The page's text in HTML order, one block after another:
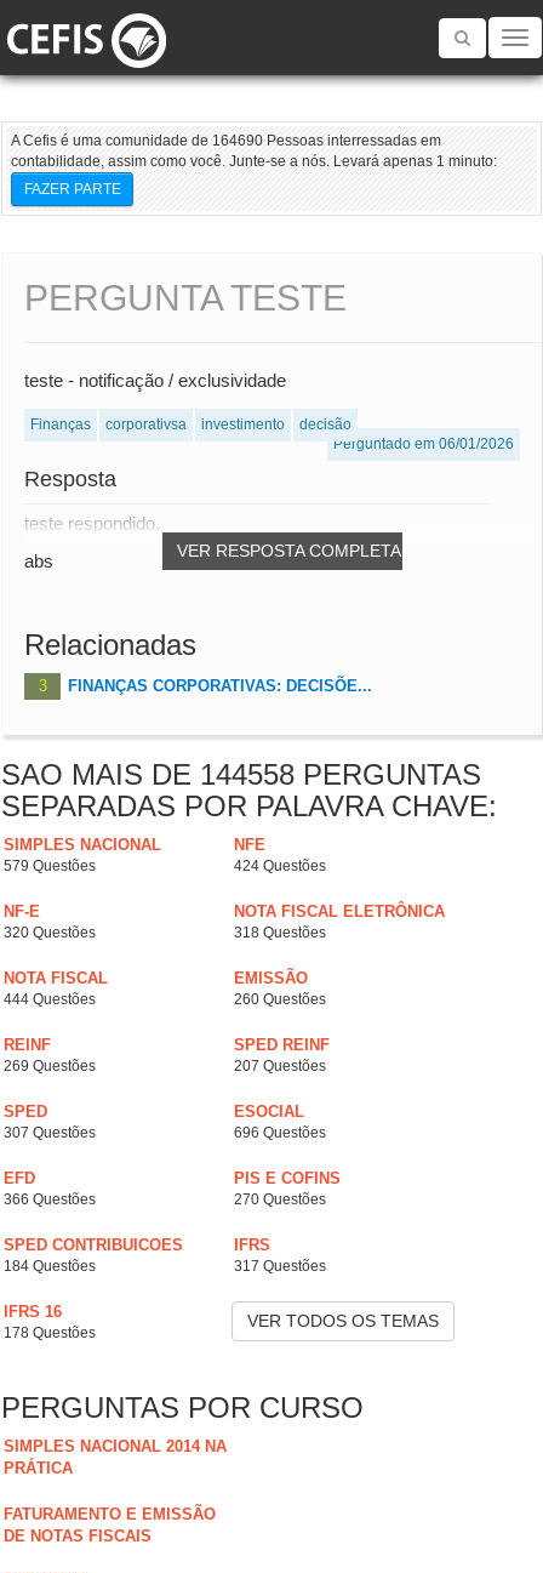
Toggle
A Cefis é uma comunidade de 164690 Pessoas interressadas em
contabilidade, assim como você. Junte-se a nós. Levará apenas 1 minuto:
FAZER PARTE
PERGUNTA TESTE
teste - notificação / exclusividade
Finanças corporativsa investimento
decisão
Perguntado em 06/01/2026
Resposta
VER RESPOSTA COMPLETA
teste respondido.
abs
Relacionadas
3 FINANÇAS CORPORATIVAS: DECISÕE...
SAO MAIS DE 144558 PERGUNTAS
SEPARADAS POR PALAVRA CHAVE:
SIMPLES NACIONAL
579 Questões
NFE
424 Questões
NF-E
320 Questões
NOTA FISCAL ELETRÔNICA
318 Questões
NOTA FISCAL
444 Questões
EMISSÃO
260 Questões
REINF
269 Questões
SPED REINF
207 Questões
SPED
307 Questões
ESOCIAL
696 Questões
EFD
366 Questões
PIS E COFINS
270 Questões
SPED CONTRIBUICOES
184 Questões
IFRS
317 Questões
IFRS 16
178 Questões
VER TODOS OS TEMAS
PERGUNTAS POR CURSO
SIMPLES NACIONAL 2014 NA
PRÁTICA
FATURAMENTO E EMISSÃO
DE NOTAS FISCAIS